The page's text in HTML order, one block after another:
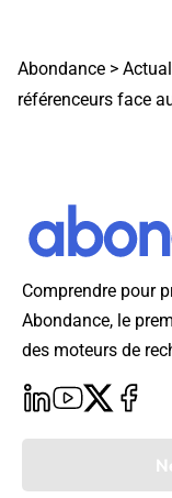
Abondance >
référenceurs face
Comprendre pour
Abondance, le
des moteurs de